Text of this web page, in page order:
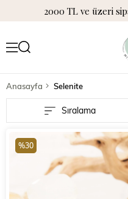
2000 TL ve üzeri
Anasayfa Selenite
Sıralama
%30